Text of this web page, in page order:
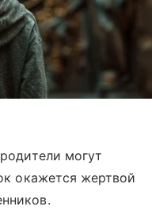
могут
окажется жертвой